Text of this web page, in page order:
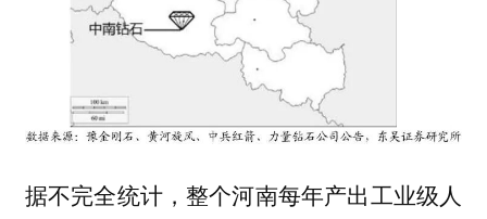
据不完全统计，整个河南每年产出工业级人